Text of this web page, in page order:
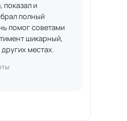
показал и
полный
помог советами
шикарный,
местах.